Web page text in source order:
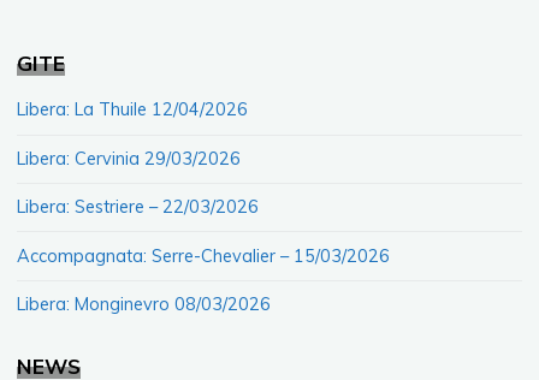
GITE
Libera: La Thuile 12/04/2026
Libera: Cervinia 29/03/2026
Libera: Sestriere – 22/03/2026
Accompagnata: Serre-Chevalier – 15/03/2026
Libera: Monginevro 08/03/2026
NEWS